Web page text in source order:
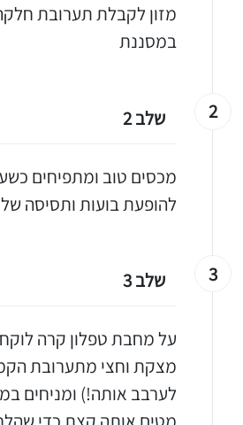
מזון לקבלת תערובת
במסננת
2 שלב 2
מכסים טוב ומתפיחים
להופעת בועות ותסיסה
3 שלב 3
על מחבת טפלון קרה
מצקת וחצי מתערובת
לערבב אותה!) ומניחים